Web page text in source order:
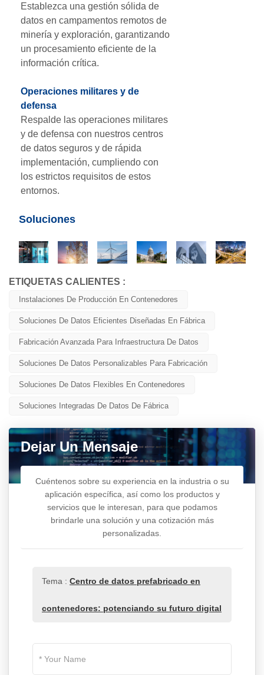
Establezca una gestión sólida de
datos en campamentos remotos de
minería y exploración, garantizando
un procesamiento eficiente de la
información crítica.
Operaciones militares y de
defensa
Respalde las operaciones militares
y de defensa con nuestros centros
de datos seguros y de rápida
implementación, cumpliendo con
los estrictos requisitos de estos
entornos.
Soluciones
ETIQUETAS CALIENTES :
Instalaciones De Producción En Contenedores
Soluciones De Datos Eficientes Diseñadas En Fábrica
Fabricación Avanzada Para Infraestructura De Datos
Soluciones De Datos Personalizables Para Fabricación
Soluciones De Datos Flexibles En Contenedores
Soluciones Integradas De Datos De Fábrica
Dejar Un Mensaje
Cuéntenos sobre su experiencia en la industria o su
aplicación específica, así como los productos y
servicios que le interesan, para que podamos
brindarle una solución y una cotización más
personalizadas.
Tema : Centro de datos prefabricado en
contenedores: potenciando su futuro digital